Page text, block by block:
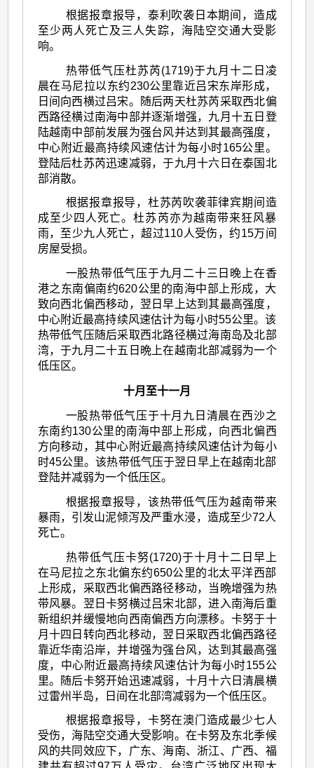
根据报章报导，泰利吹袭日本期间，造成
至少两人死亡及三人失踪，海陆空交通大受影
响。
热带低气压杜苏芮(1719)于九月十二日凌
晨在马尼拉以东约230公里靠近吕宋东岸形成，
日间向西横过吕宋。随后两天杜苏芮采取西北偏
西路径横过南海中部并逐渐增强，九月十五日登
陆越南中部前发展为强台风并达到其最高强度，
中心附近最高持续风速估计为每小时165公里。
登陆后杜苏芮迅速减弱，于九月十六日在泰国北
部消散。
根据报章报导，杜苏芮吹袭菲律宾期间造
成至少四人死亡。杜苏芮亦为越南带来狂风暴
雨，至少九人死亡，超过110人受伤，约15万间
房屋受损。
一股热带低气压于九月二十三日晚上在香
港之东南偏南约620公里的南海中部上形成，大
致向西北偏西移动，翌日早上达到其最高强度，
中心附近最高持续风速估计为每小时55公里。该
热带低气压随后采取西北路径横过海南岛及北部
湾，于九月二十五日晩上在越南北部减弱为一个
低压区。
十月至十一月
一股热带低气压于十月九日清晨在西沙之
东南约130公里的南海中部上形成，向西北偏西
方向移动，其中心附近最高持续风速估计为每小
时45公里。该热带低气压于翌日早上在越南北部
登陆并减弱为一个低压区。
根据报章报导，该热带低气压为越南带来
暴雨，引发山泥倾泻及严重水浸，造成至少72人
死亡。
热带低气压卡努(1720)于十月十二日早上
在马尼拉之东北偏东约650公里的北太平洋西部
上形成，采取西北偏西路径移动，当晩增强为热
带风暴。翌日卡努横过吕宋北部，进入南海后重
新组织并缓慢地向西南偏西方向漂移。卡努于十
月十四日转向西北移动，翌日采取西北偏西路径
靠近华南沿岸，并增强为强台风，达到其最高强
度，中心附近最高持续风速估计为每小时155公
里。随后卡努开始迅速减弱，十月十六日清晨横
过雷州半岛，日间在北部湾减弱为一个低压区。
根据报章报导，卡努在澳门造成最少七人
受伤，海陆空交通大受影响。在卡努及东北季候
风的共同效应下，广东、海南、浙江、广西、福